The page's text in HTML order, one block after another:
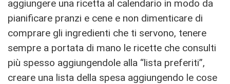
aggiungere una ricetta al calendario in modo da
pianificare pranzi e cene e non dimenticare di
comprare gli ingredienti che ti servono, tenere
sempre a portata di mano le ricette che consulti
più spesso aggiungendole alla “lista preferiti”,
creare una lista della spesa aggiungendo le cose